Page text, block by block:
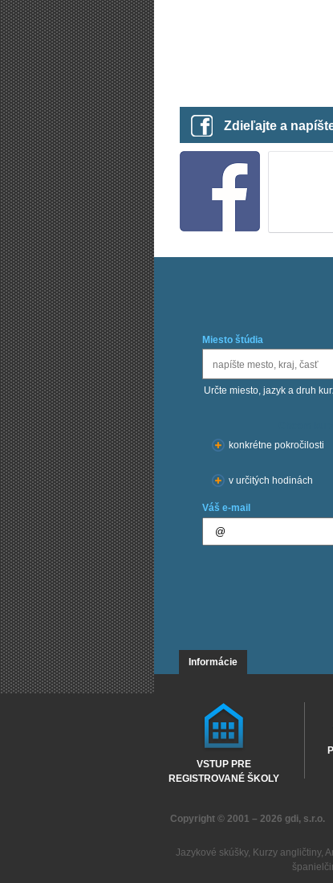
Zdieľajte a
Miesto štúdia
Určte miesto, jazyk a druh
konkrétne pokročilosti
v určitých hodinách
Váš e-mail
Informácie
VSTUP PRE
REGISTROVANÉ ŠKOLY
Copyright © 2001 – 2026 gdi, s.r.o.
Jazykové skúšky, Kurzy angličtiny,